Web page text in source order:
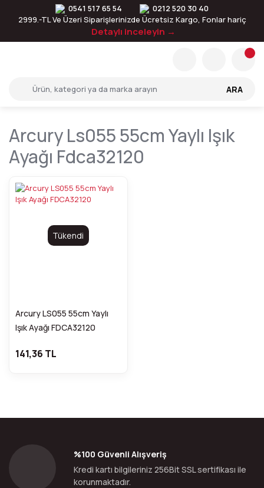
0541 517 65 54
0212 520 30 40
2999.-TL Ve Üzeri Siparişlerinizde Ücretsiz Kargo, Fonlar hariç
Detaylı inceleyin →
ARA
Arcury Ls055 55cm Yaylı Işık
Ayağı Fdca32120
Tükendi
Arcury LS055 55cm Yaylı
Işık Ayağı FDCA32120
141,36 TL
%100 Güvenli Alışveriş
Kredi kartı bilgileriniz 256Bit SSL sertifikası ile
korunmaktadır.